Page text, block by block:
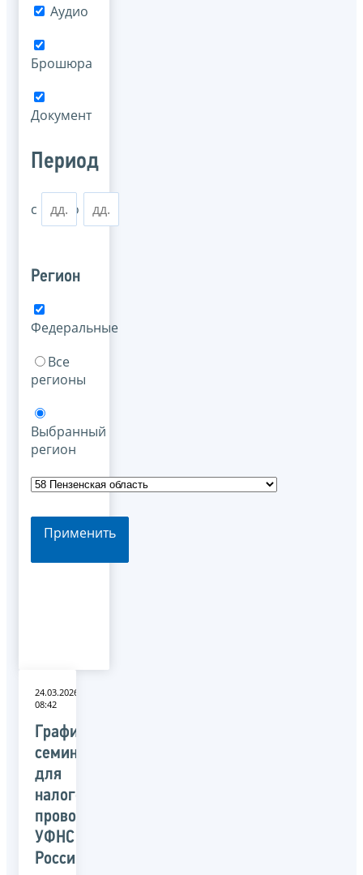
Аудио
Брошюра
Документ
Период
с по
Регион
Федеральные
Все
регионы
Выбранный
регион
Применить
24.03.2026
08:42
График
семинаров
для
налогоплательщиков,
проводимых
УФНС
России